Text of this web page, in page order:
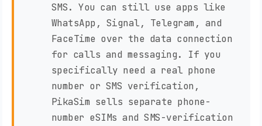
SMS. You can still use apps like
WhatsApp, Signal, Telegram, and
FaceTime over the data connection
for calls and messaging. If you
specifically need a real phone
number or SMS verification,
PikaSim sells separate phone-
number eSIMs and SMS-verification